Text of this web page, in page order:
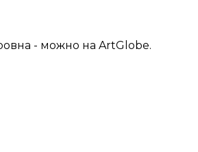
- можно на ArtGlobe.